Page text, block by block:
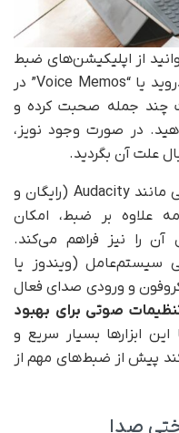
از اپلیکیشن‌های ضبط
صدا مانند “Voice Recorder” در اندروید یا “Voice Memos” در
چند جمله صحبت کرده و
در صورت وجود نویز،
علت آن بگردید.
در کامپیوتر، می‌توانید از نرم‌افزارهایی مانند Audacity (رایگان و
علاوه بر ضبط، امکان
را نیز فراهم می‌کند.
(ویندوز یا
و ورودی صدای فعال
صوتی برای بهبود
این ابزارها بسیار سریع و
پیش از ضبط‌های مهم از
صدا